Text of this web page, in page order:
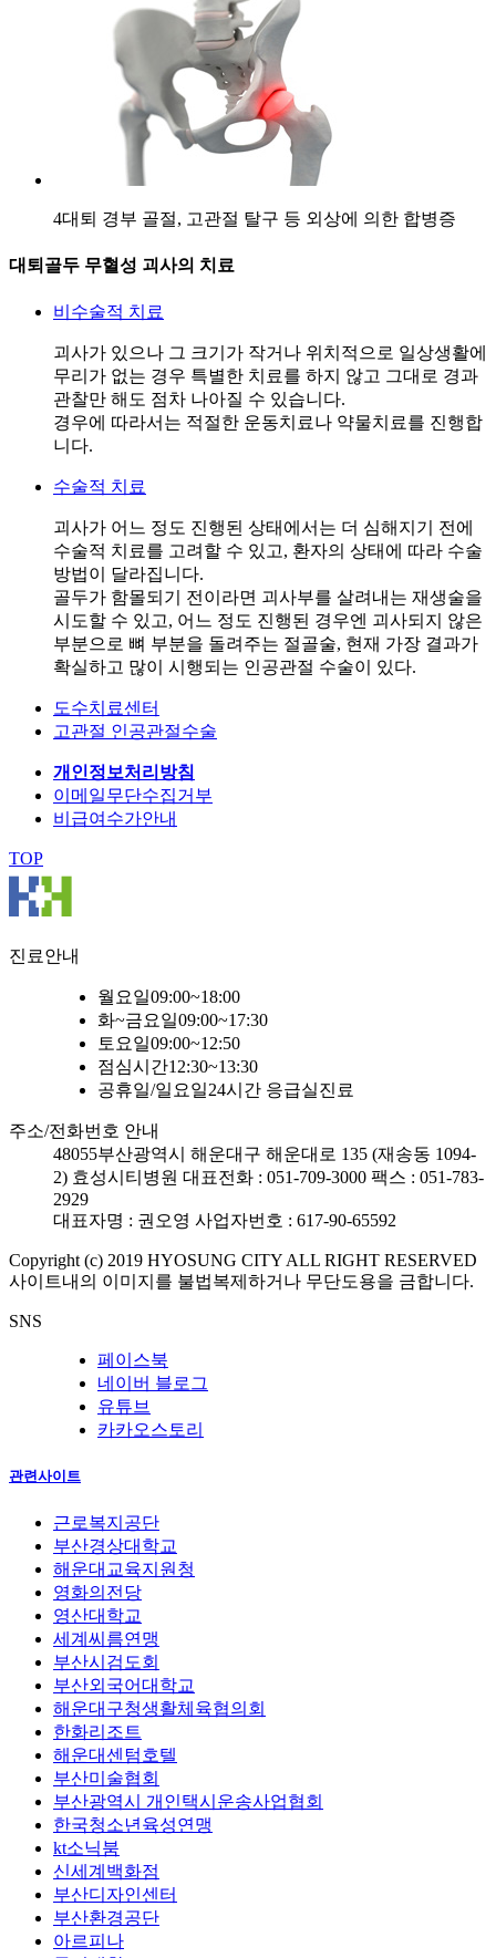
4대퇴 경부 골절, 고관절 탈구 등 외상에 의한 합병증
대퇴골두 무혈성 괴사의 치료
비수술적 치료
괴사가 있으나 그 크기가 작거나 위치적으로 일상생활에
무리가 없는 경우 특별한 치료를 하지 않고 그대로 경과
관찰만 해도 점차 나아질 수 있습니다.
경우에 따라서는 적절한 운동치료나 약물치료를 진행합
니다.
수술적 치료
괴사가 어느 정도 진행된 상태에서는 더 심해지기 전에
수술적 치료를 고려할 수 있고, 환자의 상태에 따라 수술
방법이 달라집니다.
골두가 함몰되기 전이라면 괴사부를 살려내는 재생술을
시도할 수 있고, 어느 정도 진행된 경우엔 괴사되지 않은
부분으로 뼈 부분을 돌려주는 절골술, 현재 가장 결과가
확실하고 많이 시행되는 인공관절 수술이 있다.
도수치료센터
고관절 인공관절수술
개인정보처리방침
이메일무단수집거부
비급여수가안내
TOP
진료안내
월요일09:00~18:00
화~금요일09:00~17:30
토요일09:00~12:50
점심시간12:30~13:30
공휴일/일요일24시간 응급실진료
주소/전화번호 안내
48055부산광역시 해운대구 해운대로 135 (재송동 1094-
2) 효성시티병원 대표전화 : 051-709-3000 팩스 : 051-783-
2929
대표자명 : 권오영 사업자번호 : 617-90-65592
Copyright (c) 2019 HYOSUNG CITY ALL RIGHT RESERVED
사이트내의 이미지를 불법복제하거나 무단도용을 금합니다.
SNS
페이스북
네이버 블로그
유튜브
카카오스토리
관련사이트
근로복지공단
부산경상대학교
해운대교육지원청
영화의전당
영산대학교
세계씨름연맹
부산시검도회
부산외국어대학교
해운대구청생활체육협의회
한화리조트
해운대센텀호텔
부산미술협회
부산광역시 개인택시운송사업협회
한국청소년육성연맹
kt소닉붐
신세계백화점
부산디자인센터
부산환경공단
아르피나